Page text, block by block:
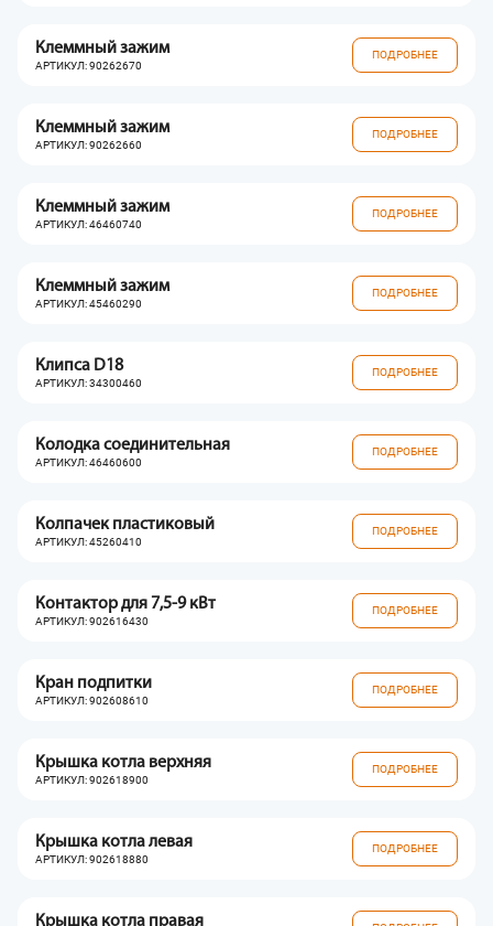
Клеммный зажим
АРТИКУЛ: 90262670
ПОДРОБНЕЕ
Клеммный зажим
АРТИКУЛ: 90262660
ПОДРОБНЕЕ
Клеммный зажим
АРТИКУЛ: 46460740
ПОДРОБНЕЕ
Клеммный зажим
АРТИКУЛ: 45460290
ПОДРОБНЕЕ
Клипса D18
АРТИКУЛ: 34300460
ПОДРОБНЕЕ
Колодка соединительная
АРТИКУЛ: 46460600
ПОДРОБНЕЕ
Колпачек пластиковый
АРТИКУЛ: 45260410
ПОДРОБНЕЕ
Контактор для 7,5-9 кВт
АРТИКУЛ: 902616430
ПОДРОБНЕЕ
Кран подпитки
АРТИКУЛ: 902608610
ПОДРОБНЕЕ
Крышка котла верхняя
АРТИКУЛ: 902618900
ПОДРОБНЕЕ
Крышка котла левая
АРТИКУЛ: 902618880
ПОДРОБНЕЕ
Крышка котла правая